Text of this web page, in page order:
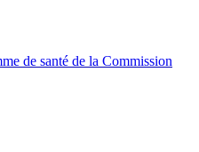
de santé de la Commission